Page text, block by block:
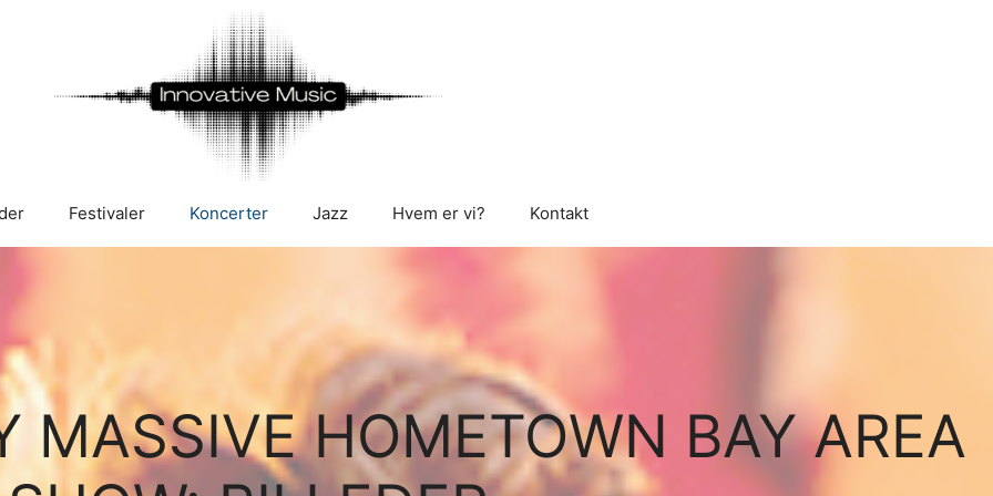
Festivaler Koncerter Jazz Hvem er vi? Kontakt
MASSIVE HOMETOWN BAY AREA